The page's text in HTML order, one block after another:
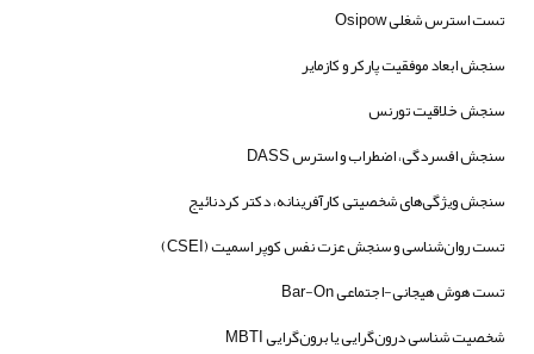
تست استرس شغلی Osipow
سنجش ابعاد موفقیت پارکر و کازمایر
سنجش خلاقیت تورنس
سنجش افسردگی، اضطراب و استرس DASS
سنجش ویژگی‌های شخصیتی کارآفرینانه، دکتر کردنائیج
تست روان‌شناسی و سنجش عزت نفس کوپر اسمیت (CSEI)
تست هوش هیجانی-اجتماعی Bar-On
شخصیت شناسی درون‌گرایی یا برون‌گرایی MBTI